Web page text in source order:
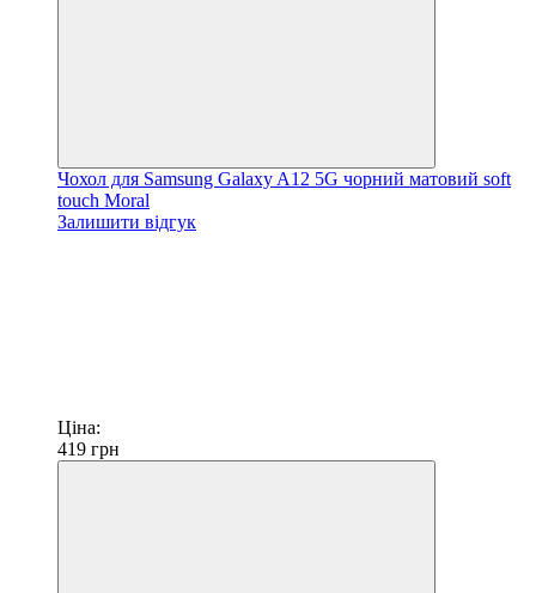
Чохол для Samsung Galaxy A12 5G чорний матовий soft
touch Moral
Залишити відгук
Ціна:
419 грн